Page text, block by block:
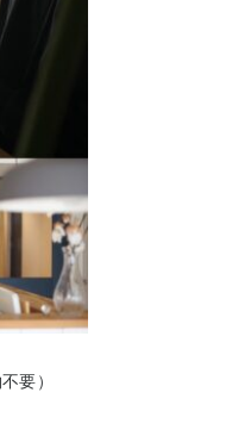
要）